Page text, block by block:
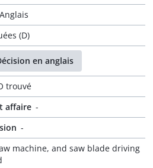
Anglais
(D)
en anglais
trouvé
affaire -
-
machine, and saw blade driving